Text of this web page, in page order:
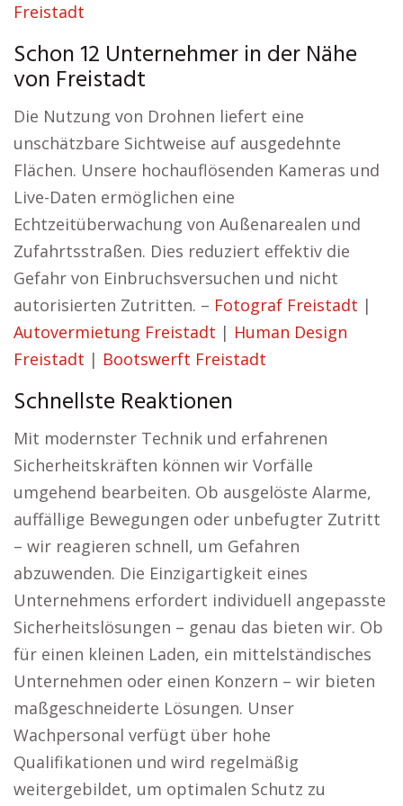
Freistadt
Schon 12 Unternehmer in der Nähe
von Freistadt
Die Nutzung von Drohnen liefert eine
unschätzbare Sichtweise auf ausgedehnte
Flächen. Unsere hochauflösenden Kameras und
Live-Daten ermöglichen eine
Echtzeitüberwachung von Außenarealen und
Zufahrtsstraßen. Dies reduziert effektiv die
Gefahr von Einbruchsversuchen und nicht
autorisierten Zutritten. – Fotograf Freistadt |
Autovermietung Freistadt | Human Design
Freistadt | Bootswerft Freistadt
Schnellste Reaktionen
Mit modernster Technik und erfahrenen
Sicherheitskräften können wir Vorfälle
umgehend bearbeiten. Ob ausgelöste Alarme,
auffällige Bewegungen oder unbefugter Zutritt
– wir reagieren schnell, um Gefahren
abzuwenden. Die Einzigartigkeit eines
Unternehmens erfordert individuell angepasste
Sicherheitslösungen – genau das bieten wir. Ob
für einen kleinen Laden, ein mittelständisches
Unternehmen oder einen Konzern – wir bieten
maßgeschneiderte Lösungen. Unser
Wachpersonal verfügt über hohe
Qualifikationen und wird regelmäßig
weitergebildet, um optimalen Schutz zu